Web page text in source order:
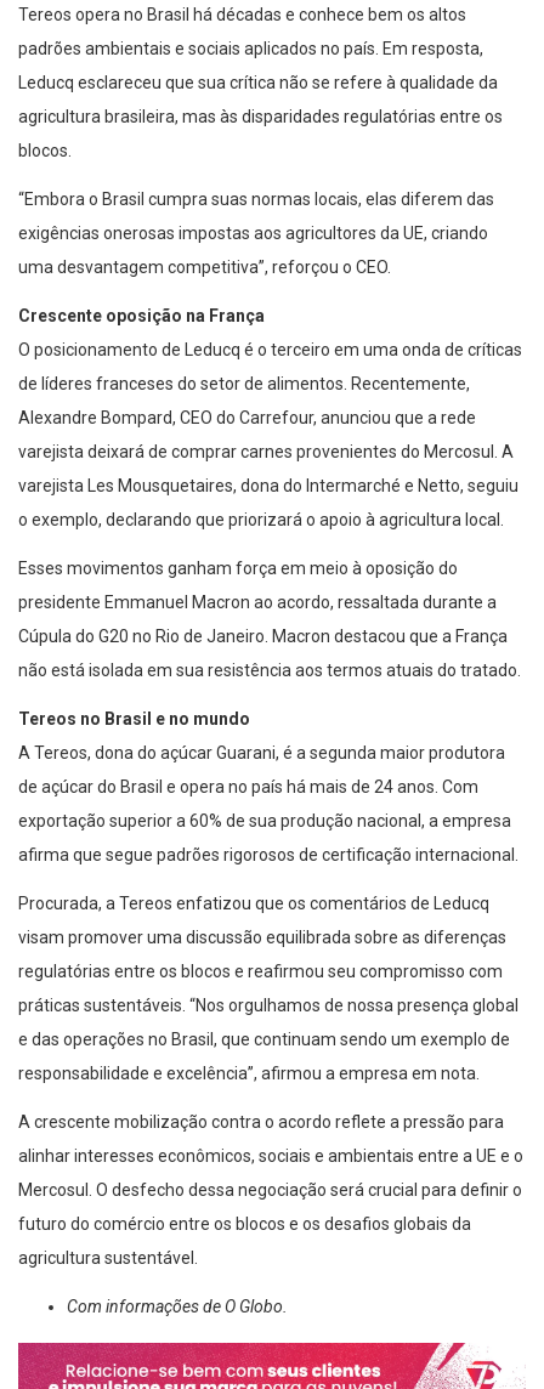
Tereos opera no Brasil há décadas e conhece bem os altos
padrões ambientais e sociais aplicados no país. Em resposta,
Leducq esclareceu que sua crítica não se refere à qualidade da
agricultura brasileira, mas às disparidades regulatórias entre os
blocos.
“Embora o Brasil cumpra suas normas locais, elas diferem das
exigências onerosas impostas aos agricultores da UE, criando
uma desvantagem competitiva”, reforçou o CEO.
Crescente oposição na França
O posicionamento de Leducq é o terceiro em uma onda de críticas
de líderes franceses do setor de alimentos. Recentemente,
Alexandre Bompard, CEO do Carrefour, anunciou que a rede
varejista deixará de comprar carnes provenientes do Mercosul. A
varejista Les Mousquetaires, dona do Intermarché e Netto, seguiu
o exemplo, declarando que priorizará o apoio à agricultura local.
Esses movimentos ganham força em meio à oposição do
presidente Emmanuel Macron ao acordo, ressaltada durante a
Cúpula do G20 no Rio de Janeiro. Macron destacou que a França
não está isolada em sua resistência aos termos atuais do tratado.
Tereos no Brasil e no mundo
A Tereos, dona do açúcar Guarani, é a segunda maior produtora
de açúcar do Brasil e opera no país há mais de 24 anos. Com
exportação superior a 60% de sua produção nacional, a empresa
afirma que segue padrões rigorosos de certificação internacional.
Procurada, a Tereos enfatizou que os comentários de Leducq
visam promover uma discussão equilibrada sobre as diferenças
regulatórias entre os blocos e reafirmou seu compromisso com
práticas sustentáveis. “Nos orgulhamos de nossa presença global
e das operações no Brasil, que continuam sendo um exemplo de
responsabilidade e excelência”, afirmou a empresa em nota.
A crescente mobilização contra o acordo reflete a pressão para
alinhar interesses econômicos, sociais e ambientais entre a UE e o
Mercosul. O desfecho dessa negociação será crucial para definir o
futuro do comércio entre os blocos e os desafios globais da
agricultura sustentável.
Com informações de O Globo.